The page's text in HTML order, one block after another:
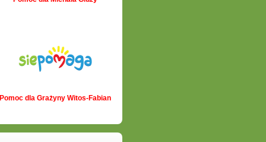
Pomoc dla Grażyny Witos-Fabian